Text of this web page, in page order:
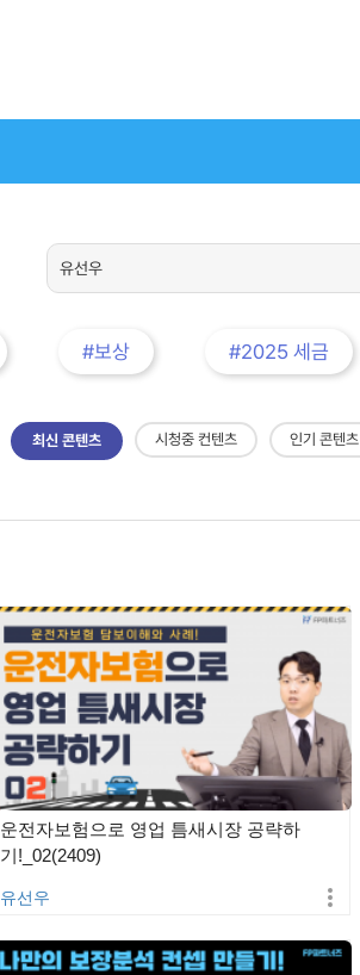
#보상 #2025 세금
최신 콘텐츠 시청중 컨텐츠 인기 콘텐츠
운전자보험으로 영업 틈새시장 공략하
기!_02(2409)
유선우